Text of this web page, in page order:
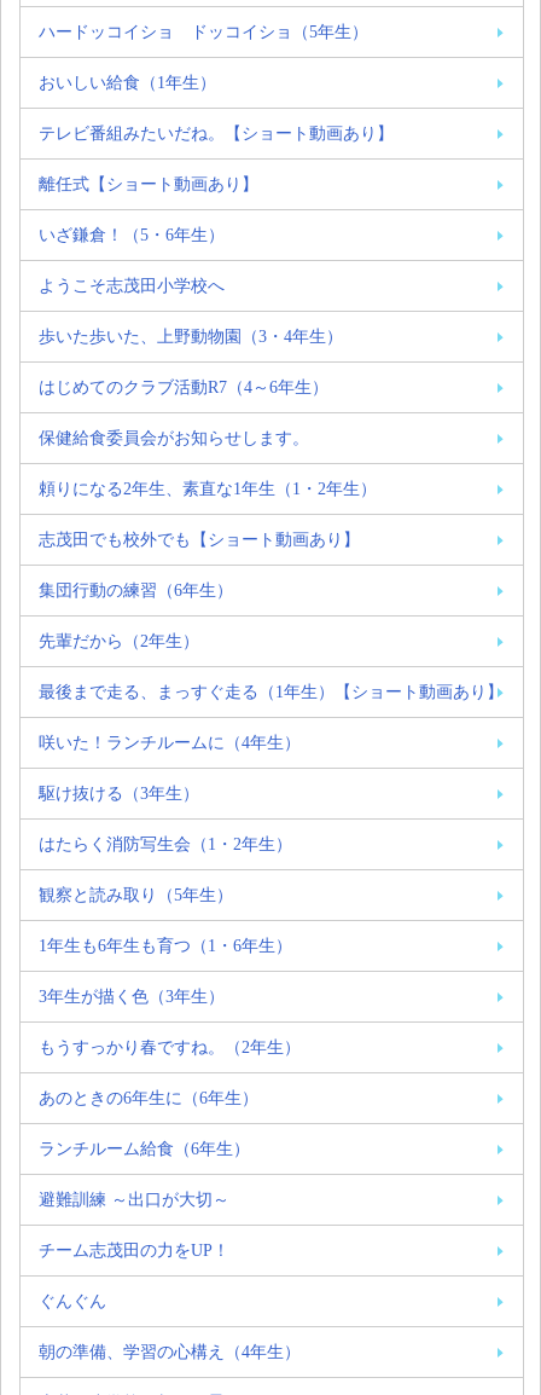
ハードッコイショ ドッコイショ（5年生）
おいしい給食（1年生）
テレビ番組みたいだね。【ショート動画あり】
離任式【ショート動画あり】
いざ鎌倉！（5・6年生）
ようこそ志茂田小学校へ
歩いた歩いた、上野動物園（3・4年生）
はじめてのクラブ活動R7（4～6年生）
保健給食委員会がお知らせします。
頼りになる2年生、素直な1年生（1・2年生）
志茂田でも校外でも【ショート動画あり】
集団行動の練習（6年生）
先輩だから（2年生）
最後まで走る、まっすぐ走る（1年生）【ショート動画あり】
咲いた！ランチルームに（4年生）
駆け抜ける（3年生）
はたらく消防写生会（1・2年生）
観察と読み取り（5年生）
1年生も6年生も育つ（1・6年生）
3年生が描く色（3年生）
もうすっかり春ですね。（2年生）
あのときの6年生に（6年生）
ランチルーム給食（6年生）
避難訓練 ～出口が大切～
チーム志茂田の力をUP！
ぐんぐん
朝の準備、学習の心構え（4年生）